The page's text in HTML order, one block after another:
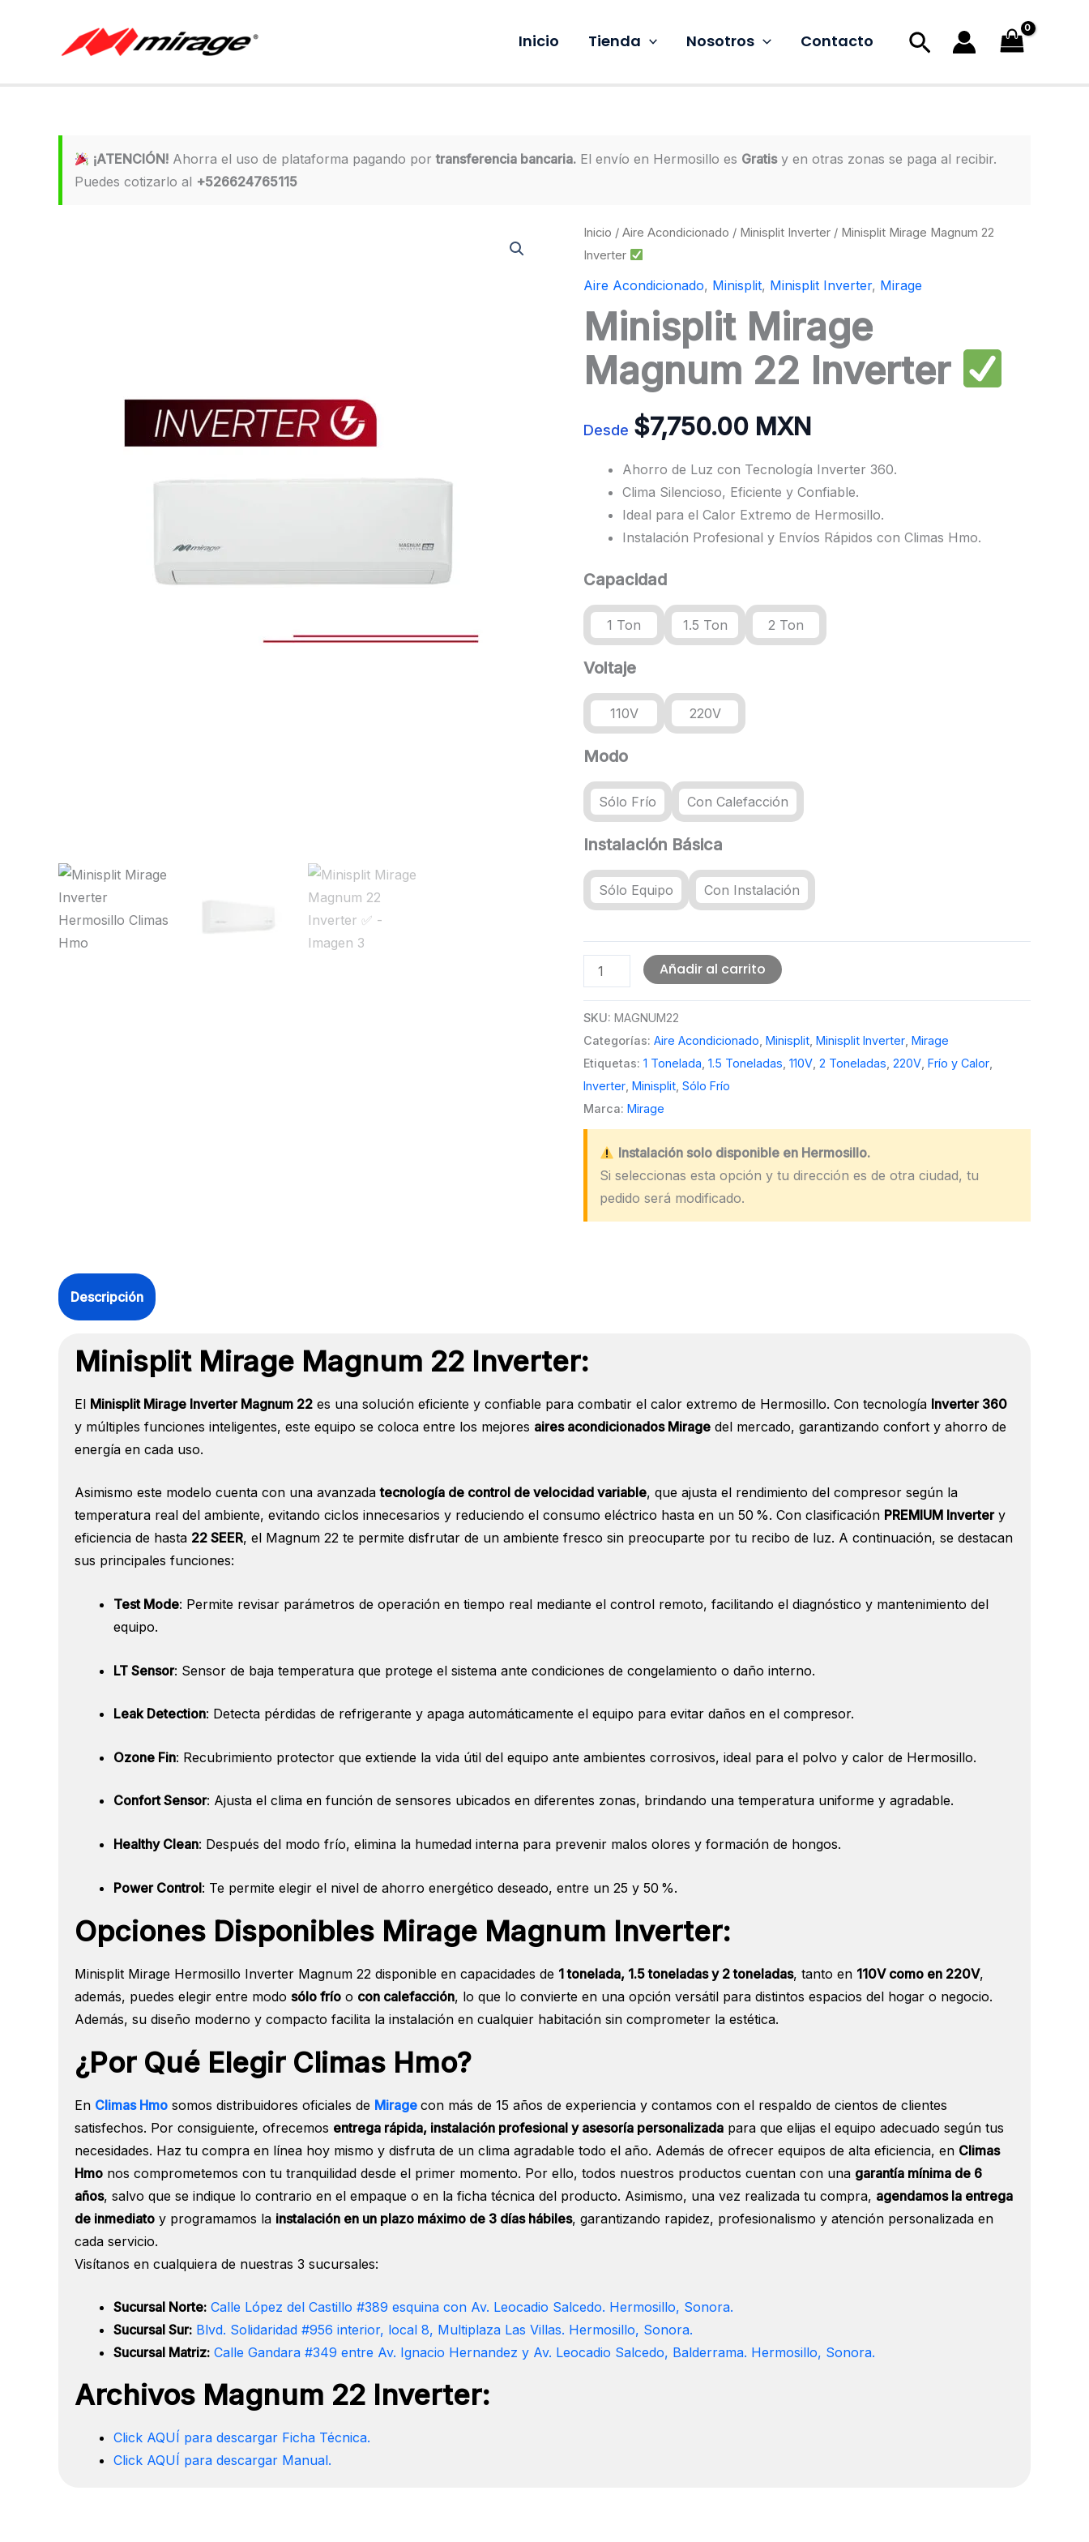
Inicio Tienda Nosotros Contacto Buscar
¡ATENCIÓN! Ahorra el uso de plataforma pagando portransferencia bancaria. El envío en Hermosillo es Gratisy en otras zonas se paga al recibir.
Puedes cotizarlo al +526624765115
Inicio / Aire Acondicionado / Minisplit Inverter / Minisplit Mirage Magnum 22
Inverter
Aire Acondicionado, Minisplit, Minisplit Inverter, Mirage
Minisplit Mirage
Magnum 22 Inverter
Desde $7,750.00 MXN
Ahorro de Luz con Tecnología Inverter 360.
Clima Silencioso, Eficiente y Confiable.
Ideal para el Calor Extremo de Hermosillo.
Instalación Profesional y Envíos Rápidos con Climas Hmo.
Capacidad
1 Ton 1.5 Ton 2 Ton
Voltaje
110V 220V
Modo
Sólo Frío Con Calefacción
Instalación Básica
Sólo Equipo Con Instalación
Minisplit
Mirage
Magnum
22
Inverter
cantidad
Añadir al carrito
SKU: MAGNUM22
Categorías: Aire Acondicionado Minisplit Minisplit Inverter Mirage
Etiquetas: 1 Tonelada 1.5 Toneladas 110V 2 Toneladas 220V Frío y Calor
Inverter Minisplit Sólo Frío
Marca: Mirage
Instalación solo disponible en Hermosillo.
Si seleccionas esta opción y tu dirección es de otra ciudad, tu
pedido será modificado.
Descripción
Minisplit Mirage Magnum 22 Inverter:
El Minisplit Mirage Inverter Magnum 22 es una solución eficiente y confiable para combatir el calor extremo de Hermosillo. Con tecnología Inverter 360
y múltiples funciones inteligentes, este equipo se coloca entre los mejores aires acondicionados Mirage del mercado, garantizando confort y ahorro de
energía en cada uso.
Asimismo este modelo cuenta con una avanzadatecnología de control de velocidad variable, que ajusta el rendimiento del compresor según la
temperatura real del ambiente, evitando ciclos innecesarios y reduciendo el consumo eléctrico hasta en un 50 %. Con clasificación PREMIUM Invertery
eficiencia de hasta 22 SEER, el Magnum 22 te permite disfrutar de un ambiente fresco sin preocuparte por tu recibo de luz. A continuación, se destacan
sus principales funciones:
Test Mode: Permite revisar parámetros de operación en tiempo real mediante el control remoto, facilitando el diagnóstico y mantenimiento del
equipo.
LT Sensor: Sensor de baja temperatura que protege el sistema ante condiciones de congelamiento o daño interno.
Leak Detection: Detecta pérdidas de refrigerante y apaga automáticamente el equipo para evitar daños en el compresor.
Ozone Fin: Recubrimiento protector que extiende la vida útil del equipo ante ambientes corrosivos, ideal para el polvo y calor de Hermosillo.
Confort Sensor: Ajusta el clima en función de sensores ubicados en diferentes zonas, brindando una temperatura uniforme y agradable.
Healthy Clean: Después del modo frío, elimina la humedad interna para prevenir malos olores y formación de hongos.
Power Control: Te permite elegir el nivel de ahorro energético deseado, entre un 25 y 50 %.
Opciones Disponibles Mirage Magnum Inverter:
Minisplit Mirage Hermosillo Inverter Magnum 22 disponible en capacidades de 1 tonelada, 1.5 toneladas y 2 toneladas, tanto en 110V como en 220V,
además, puedes elegir entre modo sólo frío o con calefacción, lo que lo convierte en una opción versátil para distintos espacios del hogar o negocio.
Además, su diseño moderno y compacto facilita la instalación en cualquier habitación sin comprometer la estética.
¿Por Qué Elegir Climas Hmo?
En Climas Hmo somos distribuidores oficiales de Mirage con más de 15 años de experiencia y contamos con el respaldo de cientos de clientes
satisfechos. Por consiguiente, ofrecemos entrega rápida, instalación profesional y asesoría personalizada para que elijas el equipo adecuado según tus
necesidades. Haz tu compra en línea hoy mismo y disfruta de un clima agradable todo el año. Además de ofrecer equipos de alta eficiencia, en Climas
Hmo nos comprometemos con tu tranquilidad desde el primer momento. Por ello, todos nuestros productos cuentan con una garantía mínima de 6
años, salvo que se indique lo contrario en el empaque o en la ficha técnica del producto. Asimismo, una vez realizada tu compra, agendamos la entrega
de inmediato y programamos la instalación en un plazo máximo de 3 días hábiles, garantizando rapidez, profesionalismo y atención personalizada en
cada servicio.
Visítanos en cualquiera de nuestras 3 sucursales:
Sucursal Norte: Calle López del Castillo #389 esquina con Av. Leocadio Salcedo. Hermosillo, Sonora.
Sucursal Sur: Blvd. Solidaridad #956 interior, local 8, Multiplaza Las Villas. Hermosillo, Sonora.
Sucursal Matriz: Calle Gandara #349 entre Av. Ignacio Hernandez y Av. Leocadio Salcedo, Balderrama. Hermosillo, Sonora.
Archivos Magnum 22 Inverter:
Click AQUÍ para descargar Ficha Técnica.
Click AQUÍ para descargar Manual.